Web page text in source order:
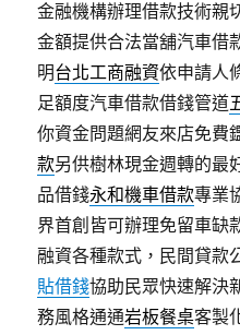
金融機構辦理借款技術親
金額提供合法當舖汽車借
明台北工商融資依申請人
足額度汽車借款借錢管道
你資金問題網友來店免費
款另供樹林現金週轉的最
品借錢永和機車借款專業
界首創皆可辦理免留車缺
融資各種款式，民間貸款
貼借錢協助民眾快速解決
務風格通通岩板餐桌客製